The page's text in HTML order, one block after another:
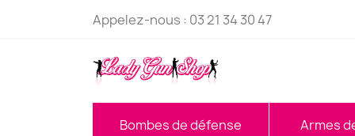
Appelez-nous : 03 21 34 30 47
Bombes de défense Armes